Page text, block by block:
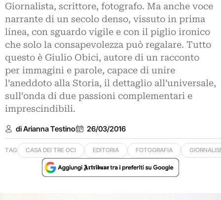
Giornalista, scrittore, fotografo. Ma anche voce
narrante di un secolo denso, vissuto in prima
linea, con sguardo vigile e con il piglio ironico
che solo la consapevolezza può regalare. Tutto
questo è Giulio Obici, autore di un racconto
per immagini e parole, capace di unire
l’aneddoto alla Storia, il dettaglio all’universale,
sull’onda di due passioni complementari e
imprescindibili.
di Arianna Testino 26/03/2016
TAG CASA DEI TRE OCI EDITORIA FOTOGRAFIA